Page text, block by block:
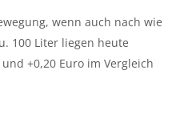
wenn auch nach wie
100 Liter liegen heute
+0,20 Euro im Vergleich